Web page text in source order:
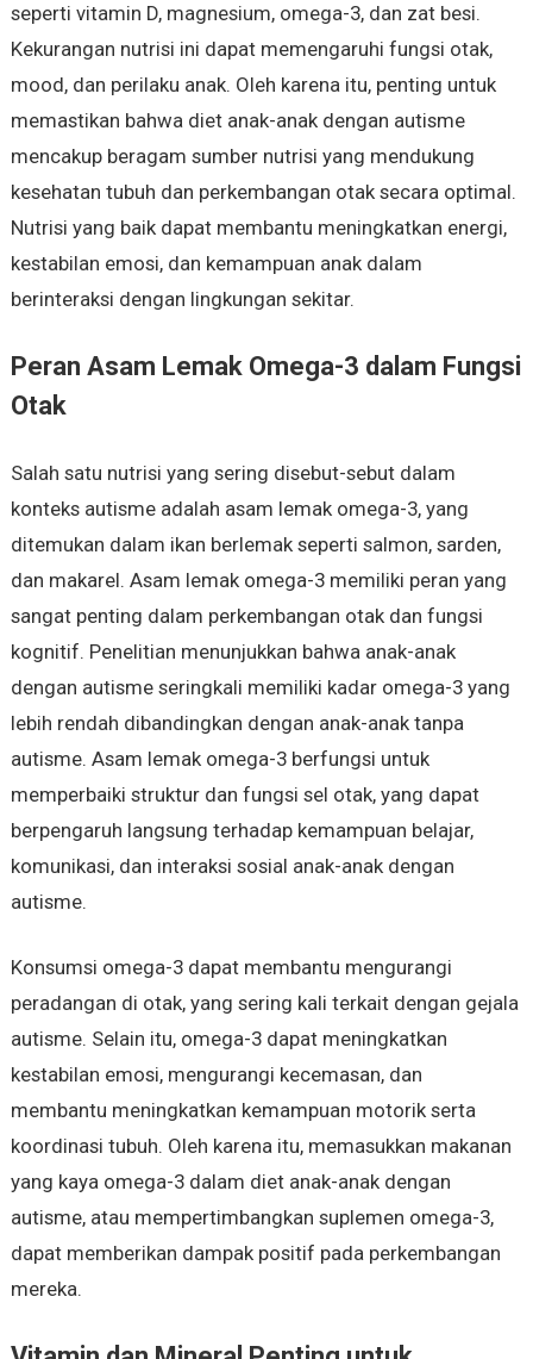
seperti vitamin D, magnesium, omega-3, dan zat besi.
Kekurangan nutrisi ini dapat memengaruhi fungsi otak,
mood, dan perilaku anak. Oleh karena itu, penting untuk
memastikan bahwa diet anak-anak dengan autisme
mencakup beragam sumber nutrisi yang mendukung
kesehatan tubuh dan perkembangan otak secara optimal.
Nutrisi yang baik dapat membantu meningkatkan energi,
kestabilan emosi, dan kemampuan anak dalam
berinteraksi dengan lingkungan sekitar.
Peran Asam Lemak Omega-3 dalam Fungsi
Otak
Salah satu nutrisi yang sering disebut-sebut dalam
konteks autisme adalah asam lemak omega-3, yang
ditemukan dalam ikan berlemak seperti salmon, sarden,
dan makarel. Asam lemak omega-3 memiliki peran yang
sangat penting dalam perkembangan otak dan fungsi
kognitif. Penelitian menunjukkan bahwa anak-anak
dengan autisme seringkali memiliki kadar omega-3 yang
lebih rendah dibandingkan dengan anak-anak tanpa
autisme. Asam lemak omega-3 berfungsi untuk
memperbaiki struktur dan fungsi sel otak, yang dapat
berpengaruh langsung terhadap kemampuan belajar,
komunikasi, dan interaksi sosial anak-anak dengan
autisme.
Konsumsi omega-3 dapat membantu mengurangi
peradangan di otak, yang sering kali terkait dengan gejala
autisme. Selain itu, omega-3 dapat meningkatkan
kestabilan emosi, mengurangi kecemasan, dan
membantu meningkatkan kemampuan motorik serta
koordinasi tubuh. Oleh karena itu, memasukkan makanan
yang kaya omega-3 dalam diet anak-anak dengan
autisme, atau mempertimbangkan suplemen omega-3,
dapat memberikan dampak positif pada perkembangan
mereka.